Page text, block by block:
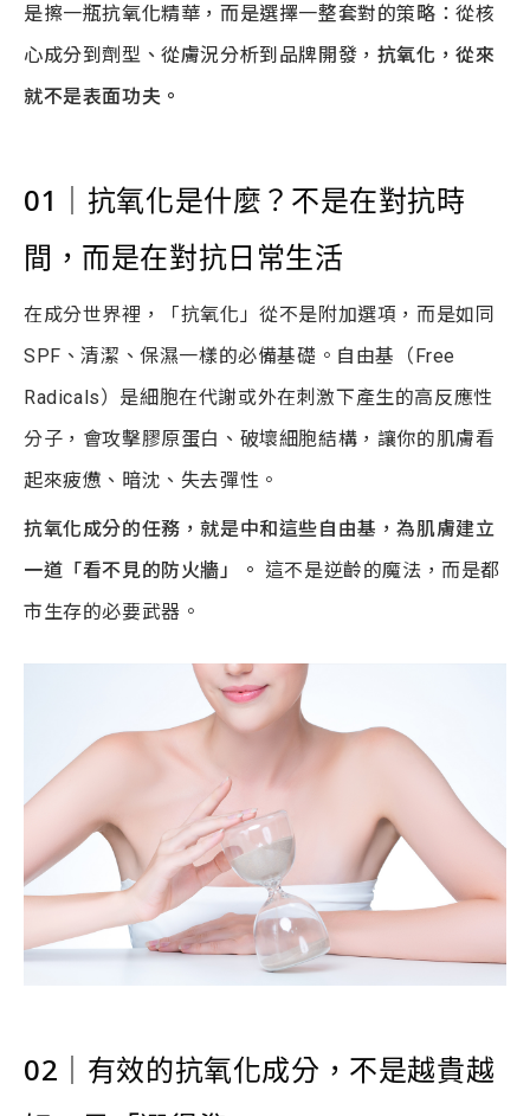
是擦一瓶抗氧化精華，而是選擇一整套對的策略：從核
心成分到劑型、從膚況分析到品牌開發， 抗氧化，從來
就不是表面功夫。
01
抗氧化是什麼？不是在對抗時
間，而是在對抗日常生活
在成分世界裡，「抗氧化」從不是附加選項，而是如同
SPF、清潔、保濕一樣的必備基礎。自由基（Free
Radicals）是細胞在代謝或外在刺激下產生的高反應性
分子，會攻擊膠原蛋白、破壞細胞結構，讓你的肌膚看
起來疲憊、暗沈、失去彈性。
抗氧化成分的任務，就是中和這些自由基，為肌膚建立
一道「看不見的防火牆」。 這不是逆齡的魔法，而是都
市生存的必要武器。
02 ｜ 有效的抗氧化成分，不是越貴越